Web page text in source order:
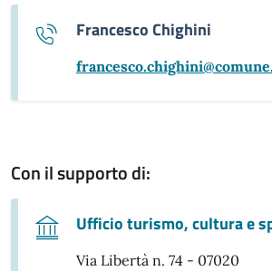
Francesco Chighini
Con il supporto di:
Ufficio turismo, cultura e
Via Libertà n. 74 - 07020